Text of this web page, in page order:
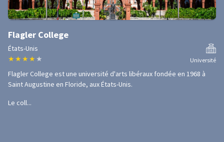
Flagler College
États-Unis
★ ★ ★ ★ ★ Université
Flagler College est une université d'arts libéraux fondée en 1968 à
Saint Augustine en Floride, aux États-Unis.
Le coll...